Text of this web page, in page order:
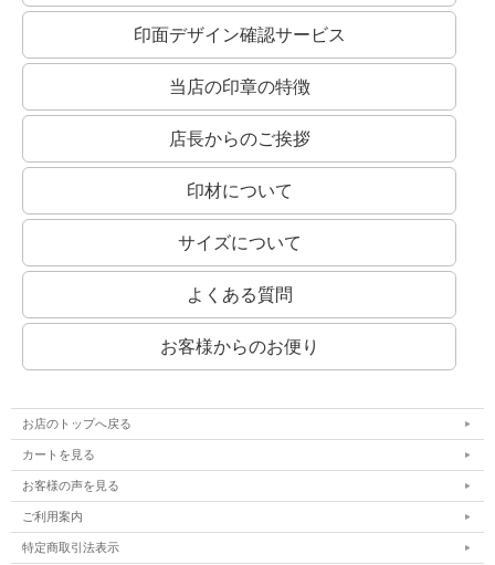
印面デザイン確認サービス
当店の印章の特徴
店長からのご挨拶
印材について
サイズについて
よくある質問
お客様からのお便り
お店のトップへ戻る
カートを見る
お客様の声を見る
ご利用案内
特定商取引法表示